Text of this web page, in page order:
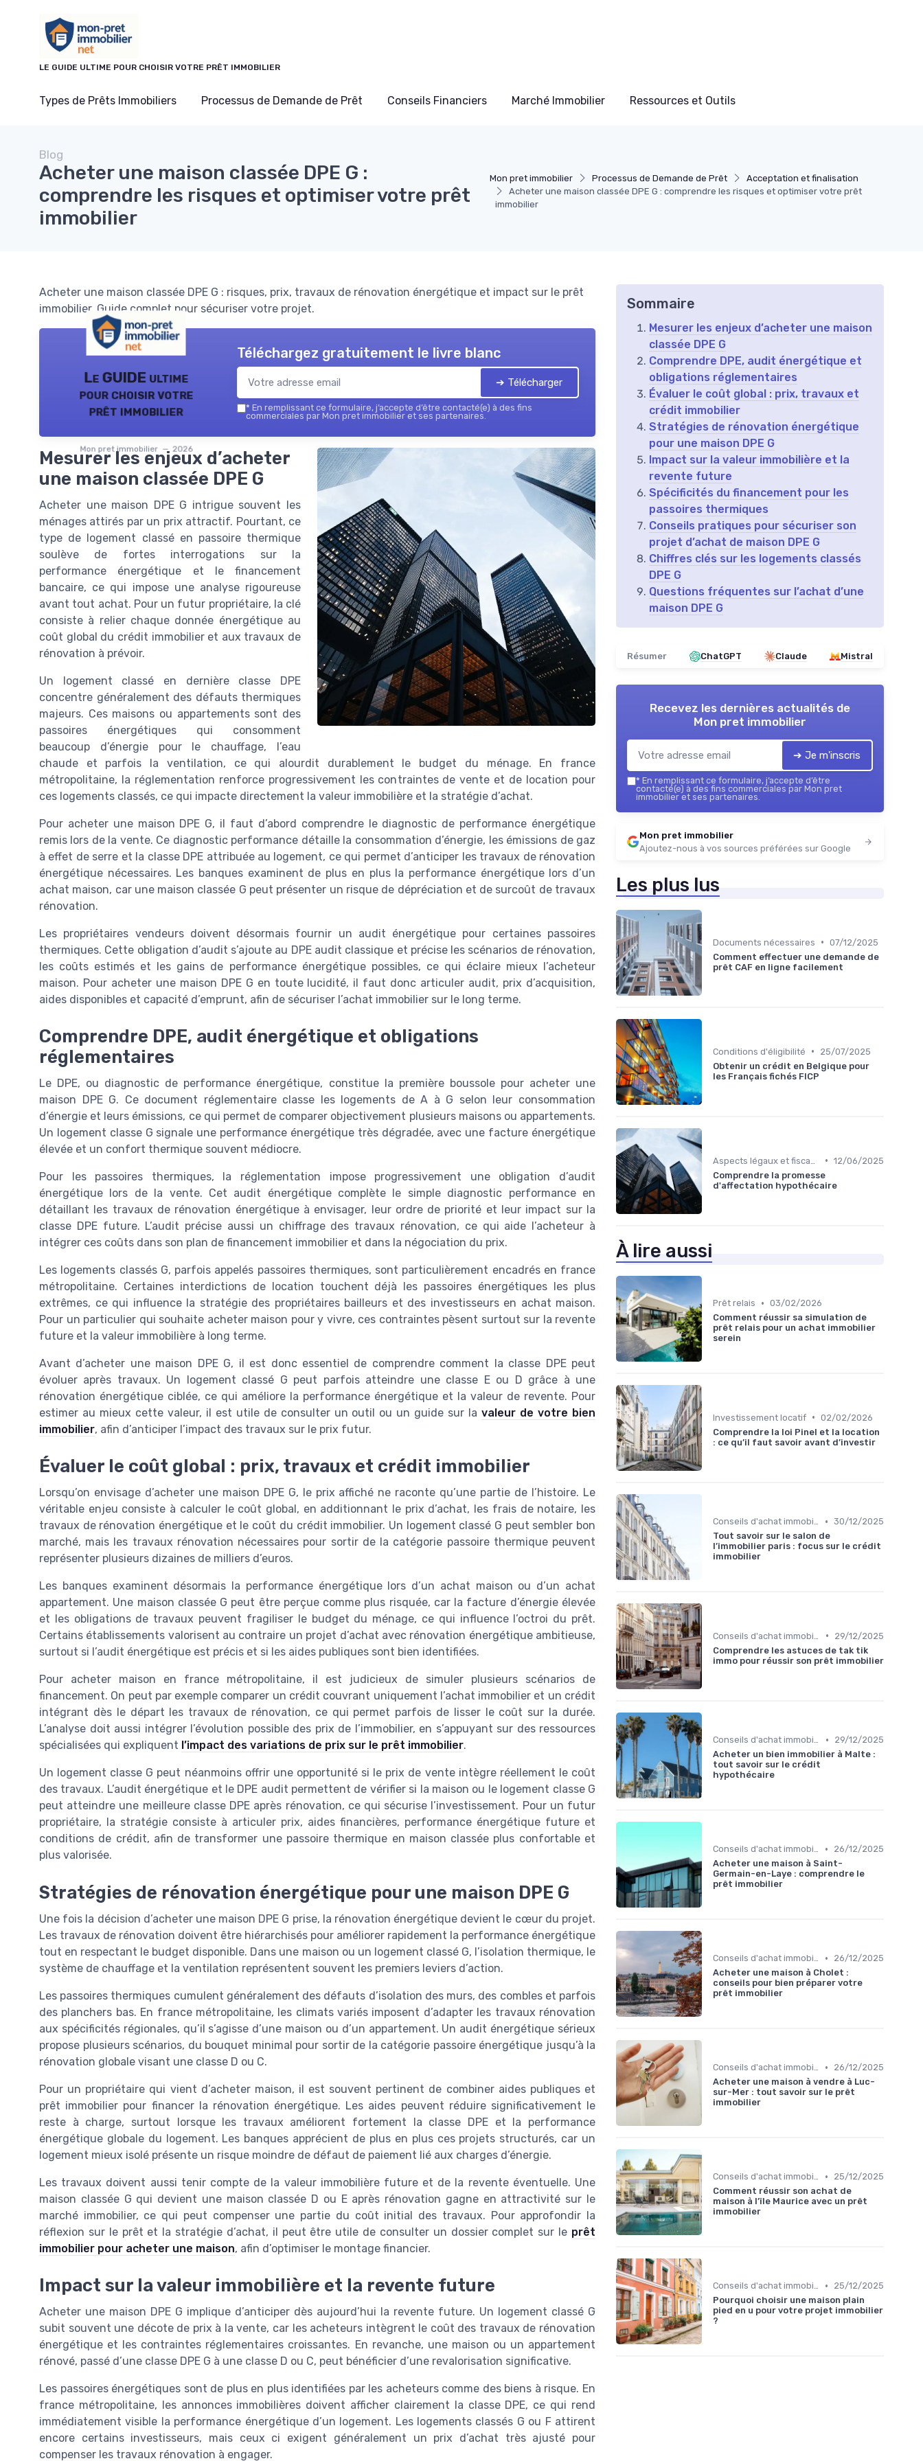
LE GUIDE ULTIME POUR CHOISIR VOTRE PRÊT IMMOBILIER
Types de Prêts Immobiliers Processus de Demande de Prêt Conseils Financiers Marché Immobilier Ressources et Outils
Mon pret immobilier Processus de Demande de Prêt
Acceptation et finalisation
Acheter une maison classée DPE G : comprendre les risques et optimiser votre prêt
immobilier
Blog
Acheter une maison classée DPE G :
comprendre les risques et optimiser votre prêt
immobilier
Acheter une maison classée DPE G : risques, prix, travaux de rénovation énergétique et impact sur le prêt
immobilier. Guide complet pour sécuriser votre projet.
Le GUIDE ultime
pour choisir votre
prêt immobilier
Mon pret immobilier — 2026
Téléchargez gratuitement le livre blanc
➔ Télécharger
* En remplissant ce formulaire, j’accepte d’être contacté(e) à des fins
commerciales par Mon pret immobilier et ses partenaires.
Mesurer les enjeux d’acheter
une maison classée DPE G
Acheter une maison DPE G intrigue souvent les
ménages attirés par un prix attractif. Pourtant, ce
type de logement classé en passoire thermique
soulève de fortes interrogations sur la
performance énergétique et le financement
bancaire, ce qui impose une analyse rigoureuse
avant tout achat. Pour un futur propriétaire, la clé
consiste à relier chaque donnée énergétique au
coût global du crédit immobilier et aux travaux de
rénovation à prévoir.
Un logement classé en dernière classe DPE
concentre généralement des défauts thermiques
majeurs. Ces maisons ou appartements sont des
passoires énergétiques qui consomment
beaucoup d’énergie pour le chauffage, l’eau
chaude et parfois la ventilation, ce qui alourdit durablement le budget du ménage. En france
métropolitaine, la réglementation renforce progressivement les contraintes de vente et de location pour
ces logements classés, ce qui impacte directement la valeur immobilière et la stratégie d’achat.
Pour acheter une maison DPE G, il faut d’abord comprendre le diagnostic de performance énergétique
remis lors de la vente. Ce diagnostic performance détaille la consommation d’énergie, les émissions de gaz
à effet de serre et la classe DPE attribuée au logement, ce qui permet d’anticiper les travaux de rénovation
énergétique nécessaires. Les banques examinent de plus en plus la performance énergétique lors d’un
achat maison, car une maison classée G peut présenter un risque de dépréciation et de surcoût de travaux
rénovation.
Les propriétaires vendeurs doivent désormais fournir un audit énergétique pour certaines passoires
thermiques. Cette obligation d’audit s’ajoute au DPE audit classique et précise les scénarios de rénovation,
les coûts estimés et les gains de performance énergétique possibles, ce qui éclaire mieux l’acheteur
maison. Pour acheter une maison DPE G en toute lucidité, il faut donc articuler audit, prix d’acquisition,
aides disponibles et capacité d’emprunt, afin de sécuriser l’achat immobilier sur le long terme.
Comprendre DPE, audit énergétique et obligations
réglementaires
Le DPE, ou diagnostic de performance énergétique, constitue la première boussole pour acheter une
maison DPE G. Ce document réglementaire classe les logements de A à G selon leur consommation
d’énergie et leurs émissions, ce qui permet de comparer objectivement plusieurs maisons ou appartements.
Un logement classe G signale une performance énergétique très dégradée, avec une facture énergétique
élevée et un confort thermique souvent médiocre.
Pour les passoires thermiques, la réglementation impose progressivement une obligation d’audit
énergétique lors de la vente. Cet audit énergétique complète le simple diagnostic performance en
détaillant les travaux de rénovation énergétique à envisager, leur ordre de priorité et leur impact sur la
classe DPE future. L’audit précise aussi un chiffrage des travaux rénovation, ce qui aide l’acheteur à
intégrer ces coûts dans son plan de financement immobilier et dans la négociation du prix.
Les logements classés G, parfois appelés passoires thermiques, sont particulièrement encadrés en france
métropolitaine. Certaines interdictions de location touchent déjà les passoires énergétiques les plus
extrêmes, ce qui influence la stratégie des propriétaires bailleurs et des investisseurs en achat maison.
Pour un particulier qui souhaite acheter maison pour y vivre, ces contraintes pèsent surtout sur la revente
future et la valeur immobilière à long terme.
Avant d’acheter une maison DPE G, il est donc essentiel de comprendre comment la classe DPE peut
évoluer après travaux. Un logement classé G peut parfois atteindre une classe E ou D grâce à une
rénovation énergétique ciblée, ce qui améliore la performance énergétique et la valeur de revente. Pour
estimer au mieux cette valeur, il est utile de consulter un outil ou un guide sur lavaleur de votre bien
immobilier, afin d’anticiper l’impact des travaux sur le prix futur.
Évaluer le coût global : prix, travaux et crédit immobilier
Lorsqu’on envisage d’acheter une maison DPE G, le prix affiché ne raconte qu’une partie de l’histoire. Le
véritable enjeu consiste à calculer le coût global, en additionnant le prix d’achat, les frais de notaire, les
travaux de rénovation énergétique et le coût du crédit immobilier. Un logement classé G peut sembler bon
marché, mais les travaux rénovation nécessaires pour sortir de la catégorie passoire thermique peuvent
représenter plusieurs dizaines de milliers d’euros.
Les banques examinent désormais la performance énergétique lors d’un achat maison ou d’un achat
appartement. Une maison classée G peut être perçue comme plus risquée, car la facture d’énergie élevée
et les obligations de travaux peuvent fragiliser le budget du ménage, ce qui influence l’octroi du prêt.
Certains établissements valorisent au contraire un projet d’achat avec rénovation énergétique ambitieuse,
surtout si l’audit énergétique est précis et si les aides publiques sont bien identifiées.
Pour acheter maison en france métropolitaine, il est judicieux de simuler plusieurs scénarios de
financement. On peut par exemple comparer un crédit couvrant uniquement l’achat immobilier et un crédit
intégrant dès le départ les travaux de rénovation, ce qui permet parfois de lisser le coût sur la durée.
L’analyse doit aussi intégrer l’évolution possible des prix de l’immobilier, en s’appuyant sur des ressources
spécialisées qui expliquent l’impact des variations de prix sur le prêt immobilier.
Un logement classe G peut néanmoins offrir une opportunité si le prix de vente intègre réellement le coût
des travaux. L’audit énergétique et le DPE audit permettent de vérifier si la maison ou le logement classe G
peut atteindre une meilleure classe DPE après rénovation, ce qui sécurise l’investissement. Pour un futur
propriétaire, la stratégie consiste à articuler prix, aides financières, performance énergétique future et
conditions de crédit, afin de transformer une passoire thermique en maison classée plus confortable et
plus valorisée.
Stratégies de rénovation énergétique pour une maison DPE G
Une fois la décision d’acheter une maison DPE G prise, la rénovation énergétique devient le cœur du projet.
Les travaux de rénovation doivent être hiérarchisés pour améliorer rapidement la performance énergétique
tout en respectant le budget disponible. Dans une maison ou un logement classé G, l’isolation thermique, le
système de chauffage et la ventilation représentent souvent les premiers leviers d’action.
Les passoires thermiques cumulent généralement des défauts d’isolation des murs, des combles et parfois
des planchers bas. En france métropolitaine, les climats variés imposent d’adapter les travaux rénovation
aux spécificités régionales, qu’il s’agisse d’une maison ou d’un appartement. Un audit énergétique sérieux
propose plusieurs scénarios, du bouquet minimal pour sortir de la catégorie passoire énergétique jusqu’à la
rénovation globale visant une classe D ou C.
Pour un propriétaire qui vient d’acheter maison, il est souvent pertinent de combiner aides publiques et
prêt immobilier pour financer la rénovation énergétique. Les aides peuvent réduire significativement le
reste à charge, surtout lorsque les travaux améliorent fortement la classe DPE et la performance
énergétique globale du logement. Les banques apprécient de plus en plus ces projets structurés, car un
logement mieux isolé présente un risque moindre de défaut de paiement lié aux charges d’énergie.
Les travaux doivent aussi tenir compte de la valeur immobilière future et de la revente éventuelle. Une
maison classée G qui devient une maison classée D ou E après rénovation gagne en attractivité sur le
marché immobilier, ce qui peut compenser une partie du coût initial des travaux. Pour approfondir la
réflexion sur le prêt et la stratégie d’achat, il peut être utile de consulter un dossier complet sur le prêt
immobilier pour acheter une maison, afin d’optimiser le montage financier.
Impact sur la valeur immobilière et la revente future
Acheter une maison DPE G implique d’anticiper dès aujourd’hui la revente future. Un logement classé G
subit souvent une décote de prix à la vente, car les acheteurs intègrent le coût des travaux de rénovation
énergétique et les contraintes réglementaires croissantes. En revanche, une maison ou un appartement
rénové, passé d’une classe DPE G à une classe D ou C, peut bénéficier d’une revalorisation significative.
Les passoires énergétiques sont de plus en plus identifiées par les acheteurs comme des biens à risque. En
france métropolitaine, les annonces immobilières doivent afficher clairement la classe DPE, ce qui rend
immédiatement visible la performance énergétique d’un logement. Les logements classés G ou F attirent
encore certains investisseurs, mais ceux ci exigent généralement un prix d’achat très ajusté pour
compenser les travaux rénovation à engager.
Sommaire
Mesurer les enjeux d’acheter une maison
classée DPE G
Comprendre DPE, audit énergétique et
obligations réglementaires
Évaluer le coût global : prix, travaux et
crédit immobilier
Stratégies de rénovation énergétique
pour une maison DPE G
Impact sur la valeur immobilière et la
revente future
Spécificités du financement pour les
passoires thermiques
Conseils pratiques pour sécuriser son
projet d’achat de maison DPE G
Chiffres clés sur les logements classés
DPE G
Questions fréquentes sur l’achat d’une
maison DPE G
Résumer ChatGPT Claude Mistral
Recevez les dernières actualités de
Mon pret immobilier
➔ Je m'inscris
* En remplissant ce formulaire, j’accepte d’être
contacté(e) à des fins commerciales par Mon pret
immobilier et ses partenaires.
Mon pret immobilier
Ajoutez-nous à vos sources préférées sur Google
Les plus lus
Documents nécessaires • 07/12/2025
Comment effectuer une demande de
prêt CAF en ligne facilement
Conditions d'éligibilité •
25/07/2025
Obtenir un crédit en Belgique pour
les Français fichés FICP
• 12/06/2025
Comprendre la promesse
d'affectation hypothécaire
À lire aussi
Prêt relais • 03/02/2026
Comment réussir sa simulation de
prêt relais pour un achat immobilier
serein
Investissement locatif • 02/02/2026
Comprendre la loi Pinel et la location
: ce qu’il faut savoir avant d’investir
Conseils d'achat immobilier • 30/12/2025
Tout savoir sur le salon de
l’immobilier paris : focus sur le crédit
immobilier
•
29/12/2025
Comprendre les astuces de tak tik
immo pour réussir son prêt immobilier
Conseils d'achat immobilier •
29/12/2025
Acheter un bien immobilier à Malte :
tout savoir sur le crédit
hypothécaire
Conseils d'achat immobilier •
26/12/2025
Acheter une maison à Saint-
Germain-en-Laye : comprendre le
prêt immobilier
Conseils d'achat immobilier •
26/12/2025
Acheter une maison à Cholet :
conseils pour bien préparer votre
prêt immobilier
Conseils d'achat immobilier •
26/12/2025
Acheter une maison à vendre à Luc-
sur-Mer : tout savoir sur le prêt
immobilier
Conseils d'achat immobilier •
25/12/2025
Comment réussir son achat de
maison à l’île Maurice avec un prêt
immobilier
Conseils d'achat immobilier •
25/12/2025
Pourquoi choisir une maison plain
pied en u pour votre projet immobilier
?